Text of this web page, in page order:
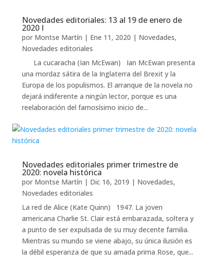
Novedades editoriales: 13 al 19 de enero de
2020 I
por Montse Martín | Ene 11, 2020 | Novedades,
Novedades editoriales
La cucaracha (Ian McEwan) Ian McEwan presenta
una mordaz sátira de la Inglaterra del Brexit y la
Europa de los populismos. El arranque de la novela no
dejará indiferente a ningún lector, porque es una
reelaboración del famosísimo inicio de...
Novedades editoriales primer trimestre de
2020: novela histórica
por Montse Martín | Dic 16, 2019 | Novedades,
Novedades editoriales
La red de Alice (Kate Quinn) 1947. La joven
americana Charlie St. Clair está embarazada, soltera y
a punto de ser expulsada de su muy decente familia.
Mientras su mundo se viene abajo, su única ilusión es
la débil esperanza de que su amada prima Rose, que...